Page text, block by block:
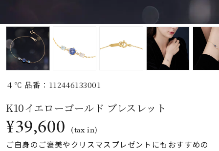
誕生石
モチーフ
ファッションテイス
ト
４℃ 品番：112446133001
K10イエローゴールド ブレスレット
¥39,600 (tax in)
ご自身のご褒美やクリスマスプレゼントにもおすすめの